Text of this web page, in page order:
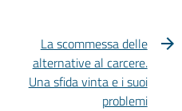
La scommessa delle
alternative al carcere.
Una sfida vinta e i suoi
problemi